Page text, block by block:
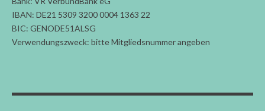
IBAN: DE21 5309 3200 0004 1363 22
BIC: GENODE51ALSG
Verwendungszweck: bitte Mitgliedsnummer angeben